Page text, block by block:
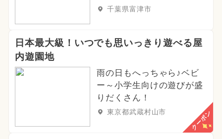
千葉県富津市
日本最大級！いつでも思いっきり遊べる屋
内遊園地
雨の日もへっちゃら♪ベビ
ー～小学生向けの遊びが盛
りだくさん！
東京都武蔵村山市 クーポン